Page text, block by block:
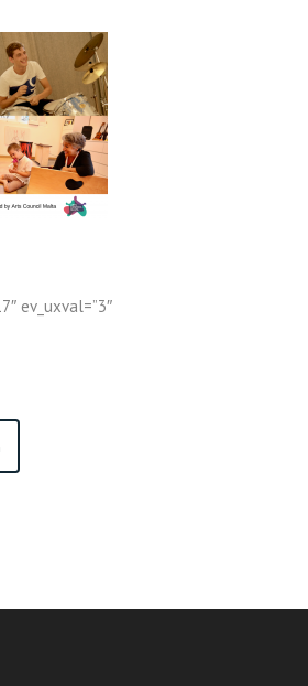
ev_uxval=”3″